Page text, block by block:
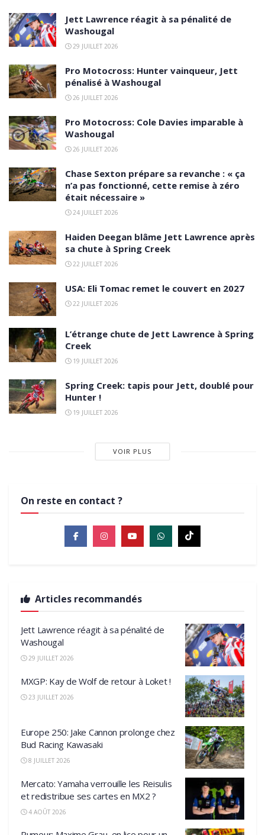
Jett Lawrence réagit à sa pénalité de
Washougal
29 JUILLET 2026
Pro Motocross: Hunter vainqueur, Jett
pénalisé à Washougal
26 JUILLET 2026
Pro Motocross: Cole Davies imparable à
Washougal
26 JUILLET 2026
Chase Sexton prépare sa revanche : « ça
n’a pas fonctionné, cette remise à zéro
était nécessaire »
24 JUILLET 2026
Haiden Deegan blâme Jett Lawrence après
sa chute à Spring Creek
22 JUILLET 2026
USA: Eli Tomac remet le couvert en 2027
22 JUILLET 2026
L’étrange chute de Jett Lawrence à Spring
Creek
19 JUILLET 2026
Spring Creek: tapis pour Jett, doublé pour
Hunter !
19 JUILLET 2026
VOIR PLUS
On reste en contact ?
Articles recommandés
Jett Lawrence réagit à sa pénalité de
Washougal
29 JUILLET 2026
MXGP: Kay de Wolf de retour à Loket !
23 JUILLET 2026
Europe 250: Jake Cannon prolonge chez
Bud Racing Kawasaki
8 JUILLET 2026
Mercato: Yamaha verrouille les Reisulis
et redistribue ses cartes en MX2 ?
4 AOÛT 2026